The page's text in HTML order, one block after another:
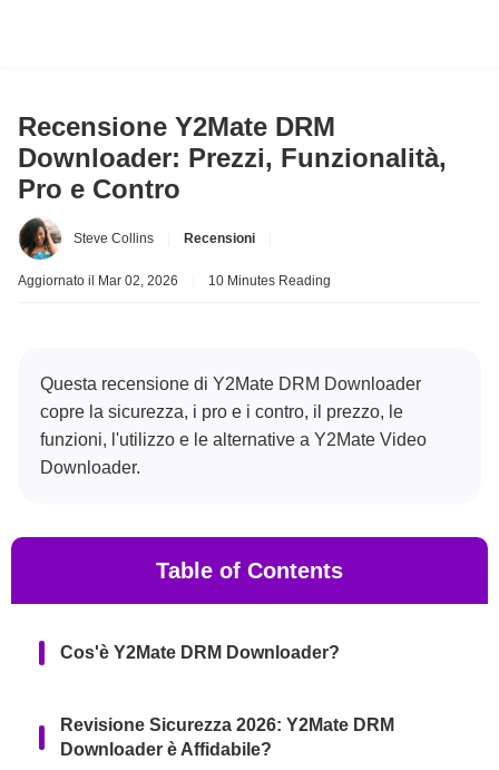
Recensione Y2Mate DRM
Downloader: Prezzi, Funzionalità,
Pro e Contro
Steve Collins Recensioni
Aggiornato il Mar 02, 2026 10 Minutes Reading
Questa recensione di Y2Mate DRM Downloader
copre la sicurezza, i pro e i contro, il prezzo, le
funzioni, l'utilizzo e le alternative a Y2Mate Video
Downloader.
Table of Contents
Cos'è Y2Mate DRM Downloader?
Revisione Sicurezza 2026: Y2Mate DRM
Downloader è Affidabile?